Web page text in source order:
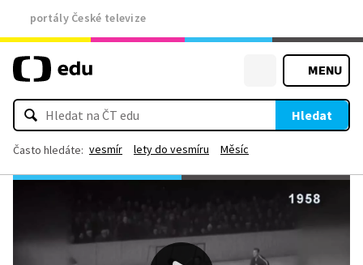
portály České televize
MENU
Hledat
Často hledáte: vesmír lety do vesmíru Měsíc